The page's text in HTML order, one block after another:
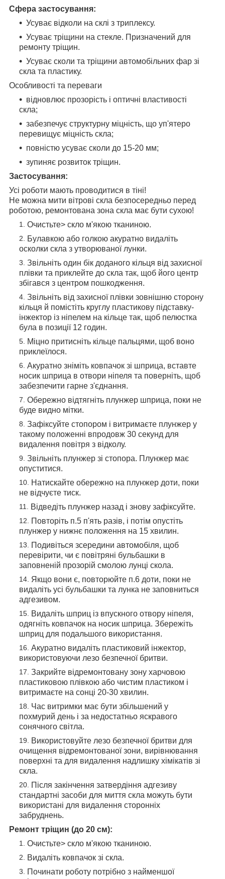
Сфера застосування:
Усуває відколи на склі з триплексу.
Усуває тріщини на стекле. Призначений для
ремонту тріщин.
Усуває сколи та тріщини автомобільних фар зі
скла та пластику.
Особливості та переваги
відновлює прозорість і оптичні властивості
скла;
забезпечує структурну міцність, що уп'ятеро
перевищує міцність скла;
повністю усуває сколи до 15-20 мм;
зупиняє розвиток тріщин.
Застосування:
Усі роботи мають проводитися в тіні!
Не можна мити вітрові скла безпосередньо перед
роботою, ремонтована зона скла має бути сухою!
Очистьте> скло м'якою тканиною.
Булавкою або голкою акуратно видаліть
осколки скла з утворюваної лунки.
Звільніть один бік доданого кільця від захисної
плівки та приклейте до скла так, щоб його центр
збігався з центром пошкодження.
Звільніть від захисної плівки зовнішню сторону
кільця й помістіть круглу пластикову підставку-
інжектор із ніпелем на кільце так, щоб пелюстка
була в позиції 12 годин.
Міцно притисніть кільце пальцями, щоб воно
приклеїлося.
Акуратно зніміть ковпачок зі шприца, вставте
носик шприца в отвори ніпеля та поверніть, щоб
забезпечити гарне з'єднання.
Обережно відтягніть плунжер шприца, поки не
буде видно мітки.
Зафіксуйте стопором і витримаєте плунжер у
такому положенні впродовж 30 секунд для
видалення повітря з відколу.
Звільніть плунжер зі стопора. Плунжер має
опуститися.
Натискайте обережно на плунжер доти, поки
не відчуєте тиск.
Відведіть плунжер назад і знову зафіксуйте.
Повторіть п.5 п'ять разів, і потім опустіть
плунжер у нижнє положення на 15 хвилин.
Подивіться зсередини автомобіля, щоб
перевірити, чи є повітряні бульбашки в
заповненій прозорій смолою лунці скола.
Якщо вони є, повторюйте п.6 доти, поки не
видаліть усі бульбашки та лунка не заповниться
адгезивом.
Видаліть шприц із впускного отвору ніпеля,
одягніть ковпачок на носик шприца. Збережіть
шприц для подальшого використання.
Акуратно видаліть пластиковий інжектор,
використовуючи лезо безпечної бритви.
Закрийте відремонтовану зону харчовою
пластиковою плівкою або чистим пластиком і
витримаєте на сонці 20-30 хвилин.
Час витримки має бути збільшений у
похмурий день і за недостатньо яскравого
сонячного світла.
Використовуйте лезо безпечної бритви для
очищення відремонтованої зони, вирівнювання
поверхні та для видалення надлишку хімікатів зі
скла.
Після закінчення затвердіння адгезиву
стандартні засоби для миття скла можуть бути
використані для видалення сторонніх
забруднень.
Ремонт тріщин (до 20 см):
Очистьте> скло м'якою тканиною.
Видаліть ковпачок зі скла.
Починати роботу потрібно з найменшої